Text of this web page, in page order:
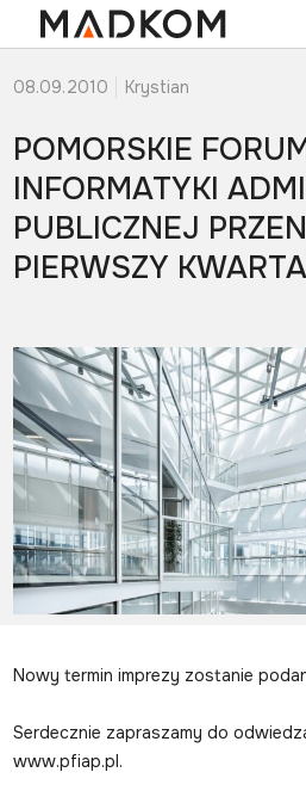
08.09.2010 Krystian
POMORSKIE
INFORMATYKI
PUBLICZNEJ
PIERWSZY
Nowy termin imprezy zostanie
Serdecznie zapraszamy do
www.pfiap.pl.